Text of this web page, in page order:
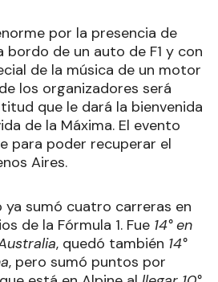
por la presencia de
bordo de un auto de F1 y con
de la música de un motor
los organizadores será
que le dará la bienvenida
de la Máxima. El evento
para poder recuperar el
Aires.
ya sumó cuatro carreras en
de la Fórmula 1. Fue 14° en
, quedó también 14°
, pero sumó puntos por